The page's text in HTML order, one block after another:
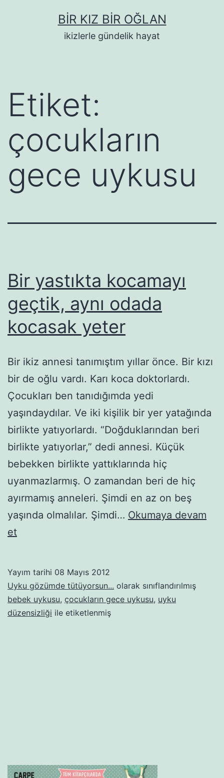
BIR KIZ BIR OĞLAN
ikizlerle gündelik hayat
Etiket:
çocukların
gece uykusu
Bir yastıkta kocamayı
geçtik, aynı odada
kocasak yeter
Bir ikiz annesi tanımıştım yıllar önce. Bir kızı
bir de oğlu vardı. Karı koca doktorlardı.
Çocukları ben tanıdığımda yedi
yaşındaydılar. Ve iki kişilik bir yer yatağında
birlikte yatıyorlardı. “Doğduklarından beri
birlikte yatıyorlar,” dedi annesi. Küçük
bebekken birlikte yattıklarında hiç
uyanmazlarmış. O zamandan beri de hiç
ayırmamış anneleri. Şimdi en az on beş
yaşında olmalılar. Şimdi… Okumaya devam
etBir
geçtik,
aynı
odada
Yayım tarihi 08 Mayıs 2012
Uyku gözümde tütüyorsun... olarak sınıflandırılmış
bebek uykusu, çocukların gece uykusu, uyku
düzensizliği ile etiketlenmiş